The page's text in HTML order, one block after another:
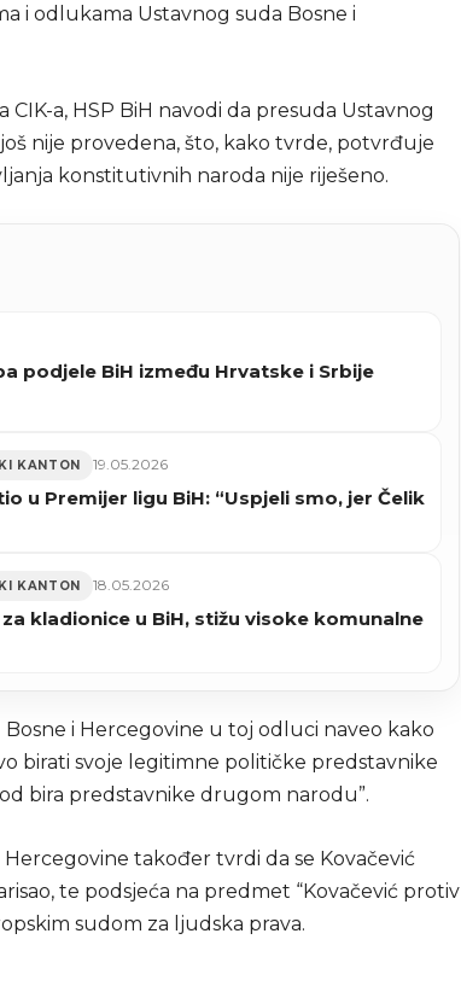
i odlukama Ustavnog suda Bosne i
a, HSP BiH navodi da presuda Ustavnog
nije provedena, što, kako tvrde, potvrđuje
konstitutivnih naroda nije riješeno.
podjele BiH između Hrvatske i Srbije
KANTON 19.05.2026
u Premijer ligu BiH: “Uspjeli smo, jer Čelik
KANTON 18.05.2026
kladionice u BiH, stižu visoke komunalne
Bosne i Hercegovine u toj odluci naveo kako
birati svoje legitimne političke predstavnike
bira predstavnike drugom narodu”.
također tvrdi da se Kovačević
te podsjeća na predmet “Kovačević protiv
sudom za ljudska prava.